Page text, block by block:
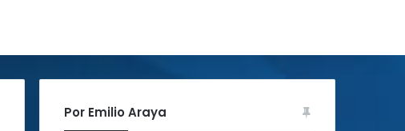
Por Emilio Araya